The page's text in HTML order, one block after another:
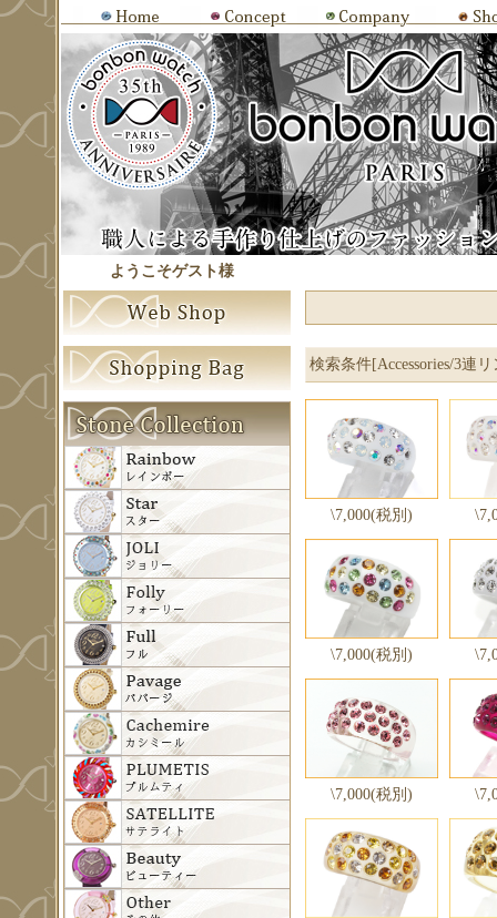
ようこそゲスト様
検索条件[Accessories/3連
\7,000(税別)
\7,000(税別)
\7,000(税別)